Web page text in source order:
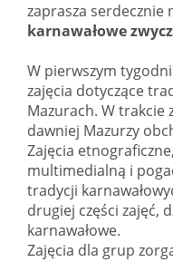
zaprasza serdecznie
karnawałowe
W pierwszym
zajęcia dotyczące
Mazurach. W trakcie
dawniej Mazurzy
Zajęcia
multimedialną i
tradycji
drugiej części zajęć,
karnawałowe.
Zajęcia dla grup